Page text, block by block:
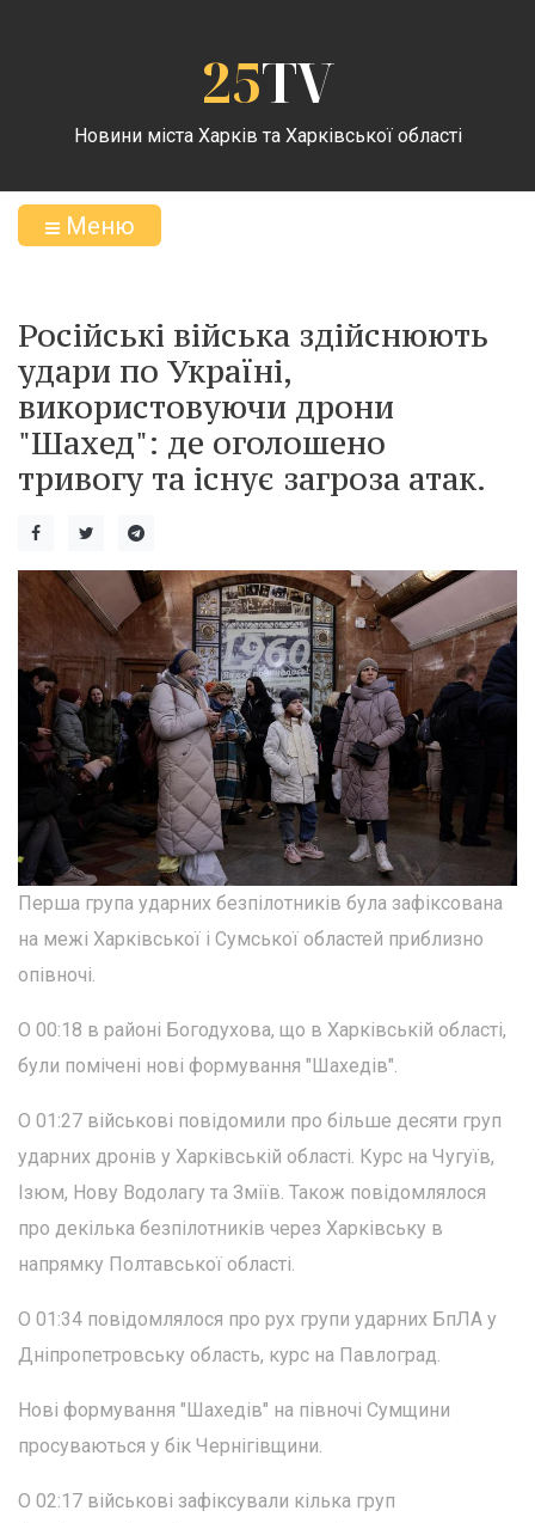
25TV
Новини міста Харків та Харківської області
Меню
Російські війська здійснюють
удари по Україні,
використовуючи дрони
"Шахед": де оголошено
тривогу та існує загроза атак.
Перша група ударних безпілотників була зафіксована
на межі Харківської і Сумської областей приблизно
опівночі.
О 00:18 в районі Богодухова, що в Харківській області,
були помічені нові формування "Шахедів".
О 01:27 військові повідомили про більше десяти груп
ударних дронів у Харківській області. Курс на Чугуїв,
Ізюм, Нову Водолагу та Зміїв. Також повідомлялося
про декілька безпілотників через Харківську в
напрямку Полтавської області.
О 01:34 повідомлялося про рух групи ударних БпЛА у
Дніпропетровську область, курс на Павлоград.
Нові формування "Шахедів" на півночі Сумщини
просуваються у бік Чернігівщини.
О 02:17 військові зафіксували кілька груп